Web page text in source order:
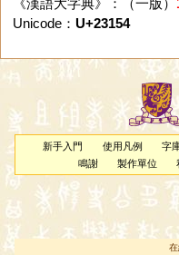
《漢語大字典》：（一版）
Unicode： U+23154
新手入門 使用凡例 字
鳴謝
製作單位